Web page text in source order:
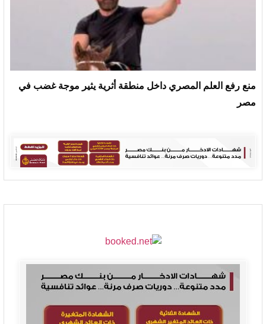
منع رفع العلم المصري داخل منطقة أثرية يثير موجة غضب في
مصر